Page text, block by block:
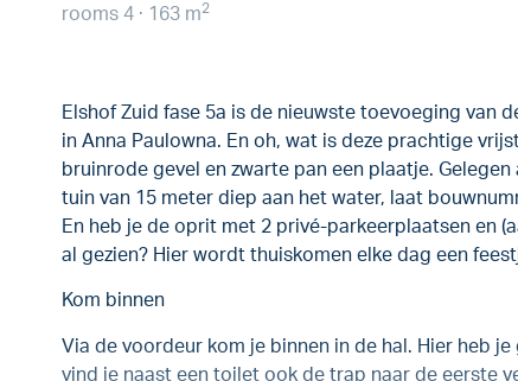
rooms 4 · 163 m2
Elshof Zuid fase 5a is de nieuwste toevoeging van
in Anna Paulowna. En oh, wat is deze prachtige
bruinrode gevel en zwarte pan een plaatje.
tuin van 15 meter diep aan het water, laat
En heb je de oprit met 2 privé-parkeerplaatsen en
al gezien? Hier wordt thuiskomen elke dag een
Kom binnen
Via de voordeur kom je binnen in de hal. Hier heb
vind je naast een toilet ook de trap naar de eerste